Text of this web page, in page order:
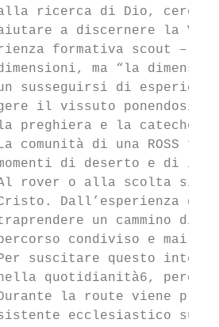
ricerca di Dio,
a discernere la
formativa scout – è
ma “la
susseguirsi di
il vissuto ponendosi
preghiera e la catechesi.
comunità di una ROSS fa
di deserto e di
rover o alla scolta si
Dall’esperienza
un cammino di
condiviso e mai
suscitare questo
quotidianità6,
la route viene
ecclesiastico